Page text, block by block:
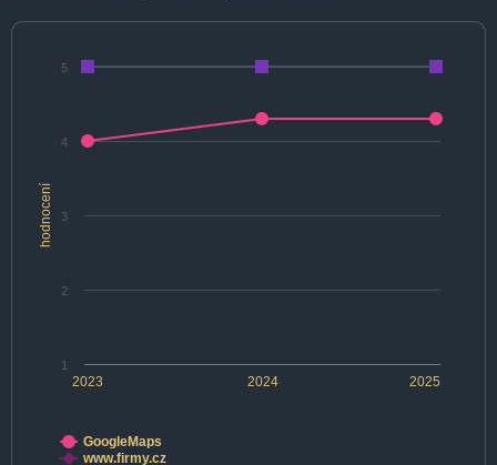
hodnocení
2023 2024 2025
1
2
3
4
5
GoogleMaps
www.firmy.cz